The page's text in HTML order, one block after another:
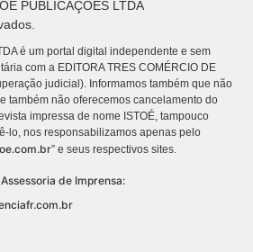
PUBLICAÇÕES LTDA
é um portal digital independente e sem
com a EDITORA TRES COMÉRCIO DE
judicial). Informamos também que não
também não oferecemos cancelamento do
impressa de nome ISTOÉ, tampouco
lo, nos responsabilizamos apenas pelo
” e seus respectivos sites.
Assessoria de Imprensa: